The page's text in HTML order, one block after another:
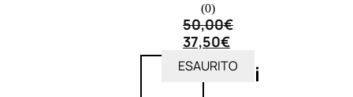
Accessori
(0)
50,00€
37,50€
ESAURITO